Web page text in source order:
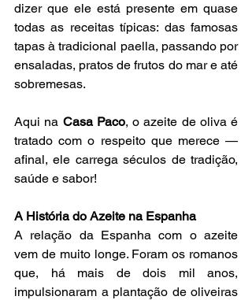
dizer que ele está presente em quase
todas as receitas típicas: das famosas
tapas à tradicional paella, passando por
ensaladas, pratos de frutos do mar e até
sobremesas.
Aqui na Casa Paco, o azeite de oliva é
tratado com o respeito que merece —
afinal, ele carrega séculos de tradição,
saúde e sabor!
A História do Azeite na Espanha
A relação da Espanha com o azeite
vem de muito longe. Foram os romanos
que, há mais de dois mil anos,
impulsionaram a plantação de oliveiras